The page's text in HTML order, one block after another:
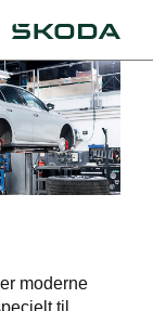
moderne